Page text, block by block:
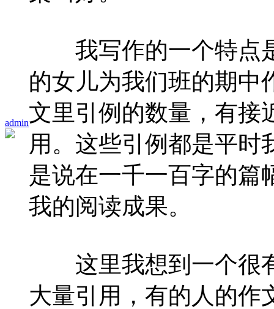
admin
我写作的一个特点
的女儿为我们班的期中
文里引例的数量，有接
用。这些引例都是平时
是说在一千一百字的篇
我的阅读成果。
这里我想到一个很
大量引用，有的人的作